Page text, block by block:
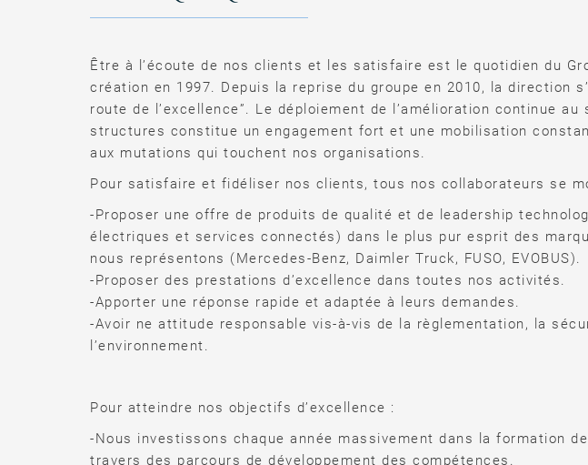
Être à l’écoute de nos clients et les satisfaire est le quotidien du
création en 1997. Depuis la reprise du groupe en 2010, la direction
route de l’excellence”. Le déploiement de l’amélioration continue au
structures constitue un engagement fort et une mobilisation
aux mutations qui touchent nos organisations.
Pour satisfaire et fidéliser nos clients, tous nos collaborateurs se
-Proposer une offre de produits de qualité et de leadership
électriques et services connectés) dans le plus pur esprit des
nous représentons (Mercedes-Benz, Daimler Truck, FUSO, EVOBUS).
-Proposer des prestations d’excellence dans toutes nos activités.
-Apporter une réponse rapide et adaptée à leurs demandes.
-Avoir ne attitude responsable vis-à-vis de la règlementation, la
l’environnement.
Pour atteindre nos objectifs d’excellence :
-Nous investissons chaque année massivement dans la formation
travers des parcours de développement des compétences.